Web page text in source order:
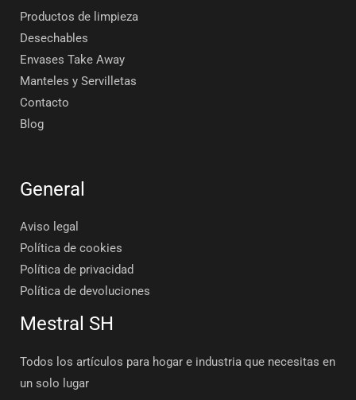
Productos de limpieza
Desechables
Envases Take Away
Manteles y Servilletas
Contacto
Blog
General
Aviso legal
Política de cookies
Política de privacidad
Política de devoluciones
Mestral SH
Todos los artículos para hogar e industria que necesitas en
un solo lugar